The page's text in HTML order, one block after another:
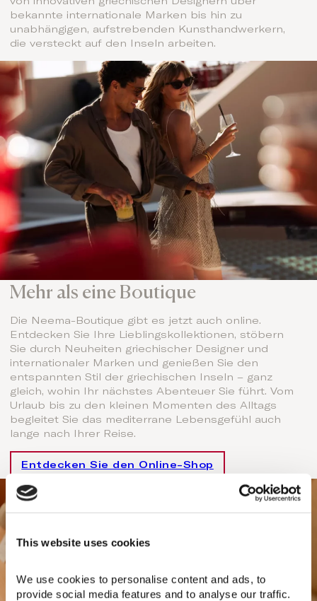
This website uses cookies
We use cookies to personalise content and ads, to
provide social media features and to analyse our traffic.
bekannte internationale Marken bis hin zu
unabhängigen, aufstrebenden Kunsthandwerkern,
die versteckt auf den Inseln arbeiten.
Mehr als eine Boutique
Die Neema-Boutique gibt es jetzt auch online.
Entdecken Sie Ihre Lieblingskollektionen, stöbern
Sie durch Neuheiten griechischer Designer und
internationaler Marken und genießen Sie den
entspannten Stil der griechischen Inseln – ganz
gleich, wohin Ihr nächstes Abenteuer Sie führt. Vom
Urlaub bis zu den kleinen Momenten des Alltags
begleitet Sie das mediterrane Lebensgefühl auch
lange nach Ihrer Reise.
Entdecken Sie den Online-Shop